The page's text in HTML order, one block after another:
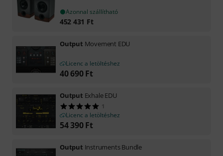
Azonnal szállítható
452 431 Ft
Output Movement EDU
Licenc a letöltéshez
40 690 Ft
Output Exhale EDU
1
Licenc a letöltéshez
54 390 Ft
Output Instruments Bundle